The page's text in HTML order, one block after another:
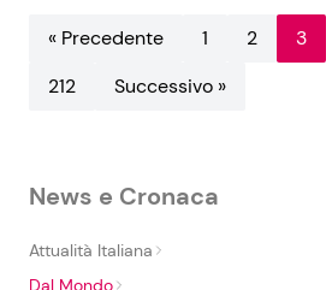
« Precedente 1 2 3
212
Successivo »
News e Cronaca
Attualità Italiana
Dal Mondo